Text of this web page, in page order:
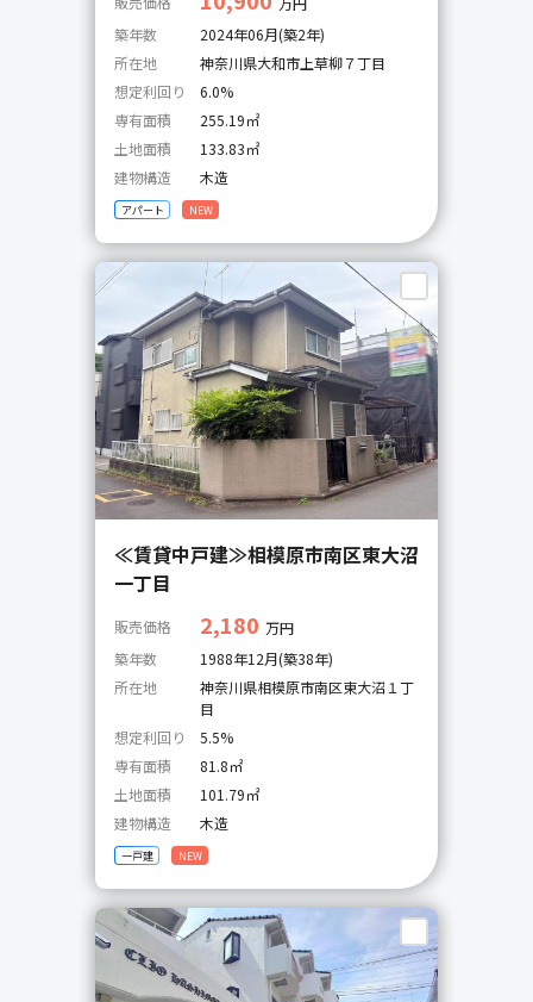
築年数
2024年06月(築2年)
所在地
神奈川県大和市上草柳７丁目
想定利回り
6.0%
専有面積
255.19㎡
土地面積
133.83㎡
建物構造
木造
アパート NEW
≪賃貸中戸建≫相模原市南区東大沼
一丁目
販売価格 2,180 万円
築年数
1988年12月(築38年)
所在地
神奈川県相模原市南区東大沼１丁
目
想定利回り
5.5%
専有面積
81.8㎡
土地面積
101.79㎡
建物構造
木造
一戸建 NEW